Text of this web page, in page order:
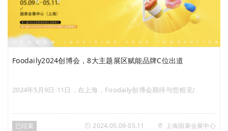
Foodaily2024创博会，8大主题展区赋能品牌C位出道
2024年5月9日-11日，在上海，Foodaily创博会期待与您相见!
已结束 2024.05.09-05.11 上海国家会展中心